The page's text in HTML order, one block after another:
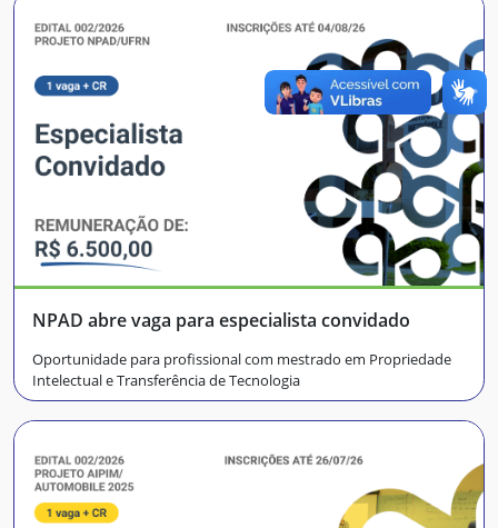
NPAD abre vaga para especialista convidado
Oportunidade para profissional com mestrado em Propriedade
Intelectual e Transferência de Tecnologia